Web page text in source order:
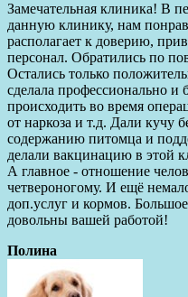
Замечательная клиника! В
данную клинику, нам
располагает к доверию,
персонал. Обратились по
Остались только
сделала профессионально и
происходить во время
от наркоза и т.д. Дали кучу
содержанию питомца и
делали вакцинацию в этой
А главное - отношение
четвероногому. И ещё
доп.услуг и кормов.
довольны вашей работой!
Полина